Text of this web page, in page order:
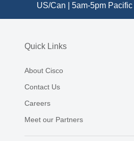
US/Can | 5am-5pm Pacific